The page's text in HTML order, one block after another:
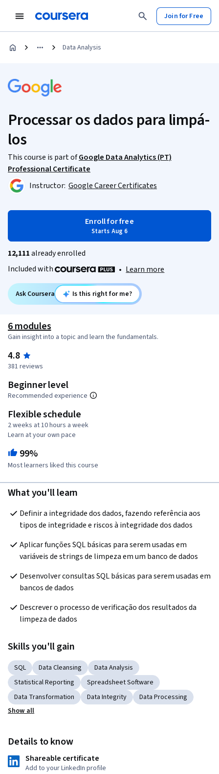
Join for Free
Data Analysis
Processar os dados para limpá-
los
This course is part ofGoogle Data Analytics (PT)
Professional Certificate
Instructor: Google Career Certificates
Enroll for free
Starts Aug 6
12,111already enrolled
Included with
• Learn more
Ask Coursera Is this right for me?
6 modules
Gain insight into a topic and learn the fundamentals.
4.8
381 reviews
Beginner level
Recommended experience
Flexible schedule
2 weeks at 10 hours a week
Learn at your own pace
99%
Most learners liked this course
What you'll learn
Definir a integridade dos dados, fazendo referência aos
tipos de integridade e riscos à integridade dos dados
Aplicar funções SQL básicas para serem usadas em
variáveis de strings de limpeza em um banco de dados
Desenvolver consultas SQL básicas para serem usadas em
bancos de dados
Descrever o processo de verificação dos resultados da
limpeza de dados
Skills you'll gain
SQL Data Cleansing
Data Analysis
Statistical Reporting
Spreadsheet Software
Data Transformation
Data Integrity
Data Processing
Show all
Details to know
Shareable certificate
Add to your LinkedIn profile